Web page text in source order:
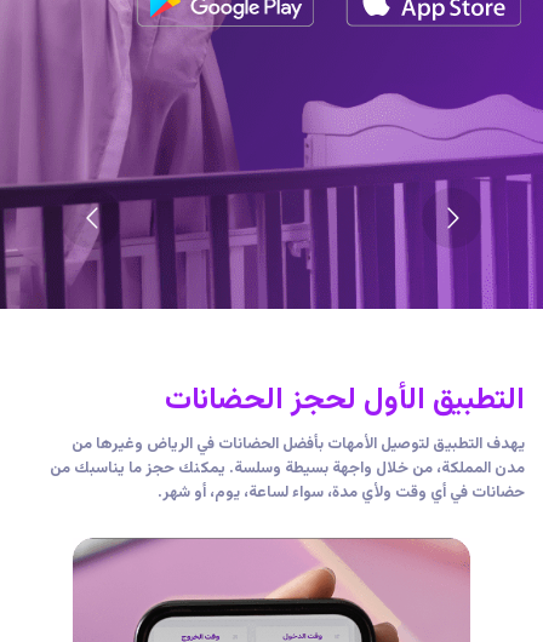
التطبيق الأول لحجز الحضانات
يهدف التطبيق لتوصيل الأمهات بأفضل الحضانات في الرياض وغيرها من
مدن المملكة، من خلال واجهة بسيطة وسلسة. يمكنك حجز ما يناسبك من
حضانات في أي وقت ولأي مدة، سواء لساعة، يوم، أو شهر.